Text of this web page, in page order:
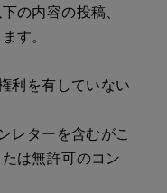
の内容の投稿、
す。
利を有していない
レターを含むがこ
は無許可のコン